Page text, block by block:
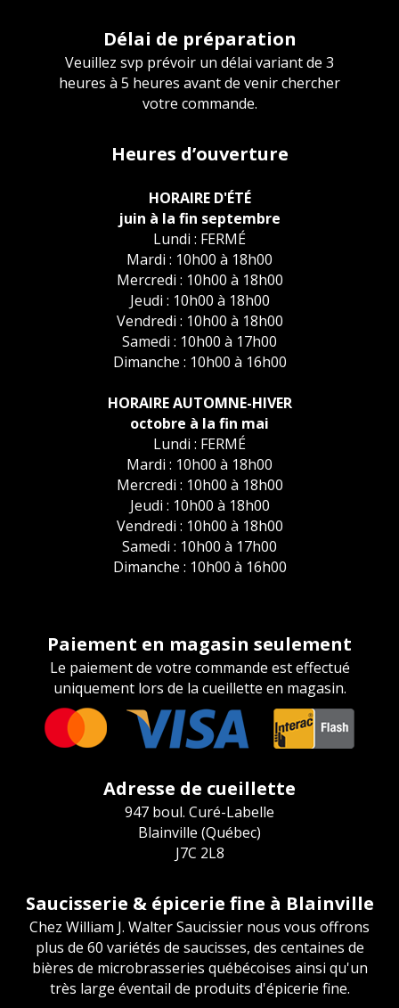
Délai de préparation
Veuillez svp prévoir un délai variant de 3
heures à 5 heures avant de venir chercher
votre commande.
Heures d’ouverture
HORAIRE D'ÉTÉ
juin à la fin septembre
Lundi : FERMÉ
Mardi : 10h00 à 18h00
Mercredi : 10h00 à 18h00
Jeudi : 10h00 à 18h00
Vendredi : 10h00 à 18h00
Samedi : 10h00 à 17h00
Dimanche : 10h00 à 16h00
HORAIRE AUTOMNE-HIVER
octobre à la fin mai
Lundi : FERMÉ
Mardi : 10h00 à 18h00
Mercredi : 10h00 à 18h00
Jeudi : 10h00 à 18h00
Vendredi : 10h00 à 18h00
Samedi : 10h00 à 17h00
Dimanche : 10h00 à 16h00
Paiement en magasin seulement
Le paiement de votre commande est effectué
uniquement lors de la cueillette en magasin.
Adresse de cueillette
947 boul. Curé-Labelle
Blainville (Québec)
J7C 2L8
Saucisserie & épicerie fine à Blainville
Chez William J. Walter Saucissier nous vous offrons
plus de 60 variétés de saucisses, des centaines de
bières de microbrasseries québécoises ainsi qu'un
très large éventail de produits d'épicerie fine.